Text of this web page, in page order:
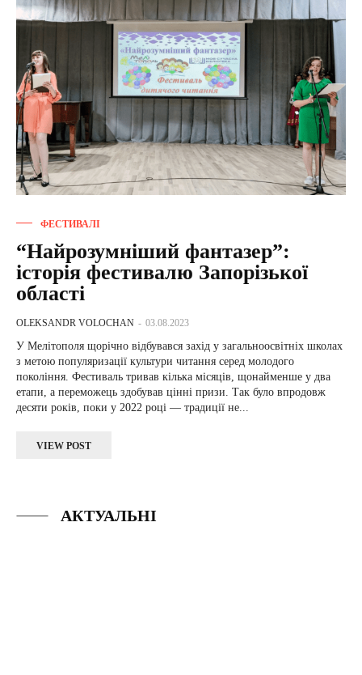
ФЕСТИВАЛІ
“Найрозумніший фантазер”:
історія фестивалю Запорізької
області
OLEKSANDR VOLOCHAN - 03.08.2023
У Мелітополя щорічно відбувався захід у загальноосвітніх школах
з метою популяризації культури читання серед молодого
покоління. Фестиваль тривав кілька місяців, щонайменше у два
етапи, а переможець здобував цінні призи. Так було впродовж
десяти років, поки у 2022 році — традиції не...
VIEW POST
АКТУАЛЬНІ